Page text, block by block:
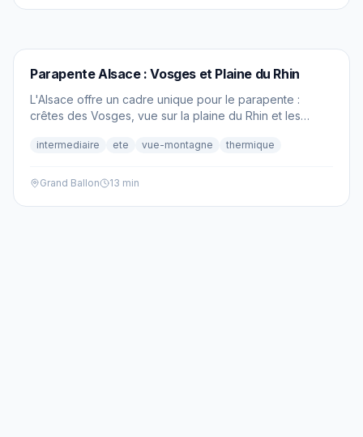
PARAPENTE
Parapente Alsace : Vosges et Plaine du Rhin
L'Alsace offre un cadre unique pour le parapente :
crêtes des Vosges, vue sur la plaine du Rhin et les
région.
intermediaire ete vue-montagne thermique
Grand Ballon 13 min